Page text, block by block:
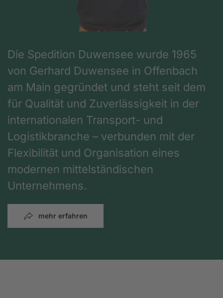
Die Spedition Duwensee wurde 1965
von Gerhard Duwensee in Offenbach
am Main gegründet und steht seit dem
für Qualität und Zuverlässigkeit in der
internationalen Transport- und
Logistikbranche – verbunden mit der
Flexibilität und Organisation eines
modernen mittelständischen
Unternehmens.
mehr erfahren